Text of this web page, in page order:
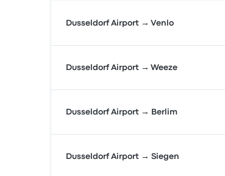
Dusseldorf Airport → Venlo
Dusseldorf Airport → Weeze
Dusseldorf Airport → Berlim
Dusseldorf Airport → Siegen